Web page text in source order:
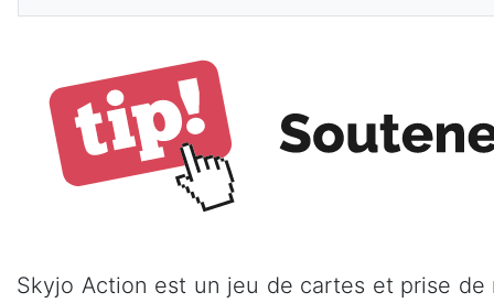
Skyjo Action est un jeu de cartes et prise